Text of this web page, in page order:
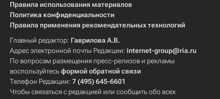
Правила использования материалов
Политика конфиденциальности
Правила применения рекомендательных технологий
Главный редактор: Гаврилова А.В.
Адрес электронной почты Редакции: internet-group@ria.ru
По вопросам размещения пресс-релизов и рекламы
воспользуйтесьформой обратной связи
Телефон Редакции: 7 (495) 645-6601
Чтобы связаться с редакцией или сообщить обо всех